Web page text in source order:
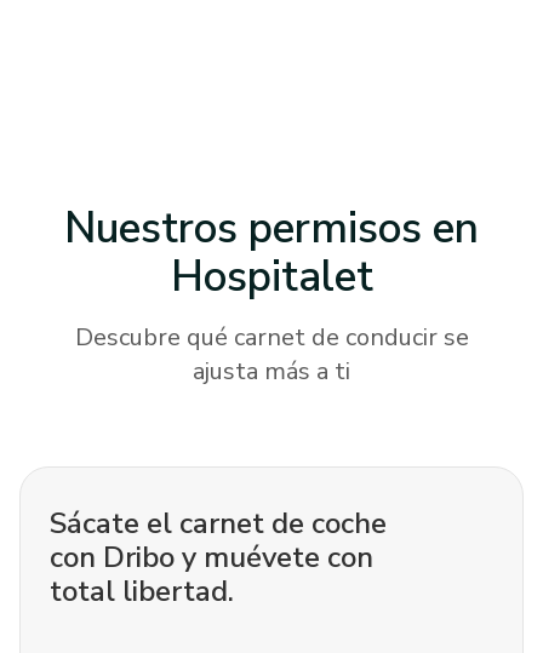
Nuestros permisos en
Hospitalet
Descubre qué carnet de conducir se
ajusta más a ti
Sácate el carnet de coche
con Dribo y muévete con
total libertad.